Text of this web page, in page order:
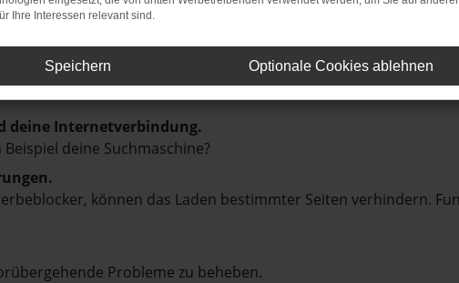
können:
deine Internetverbindung.
deine Suchmaschine?
können das Laden bestimmter Seiten verhindern.
Probleme zu beheben.
Ihre Interessen relevant sind.
Speichern Optionale Cookies ablehnen